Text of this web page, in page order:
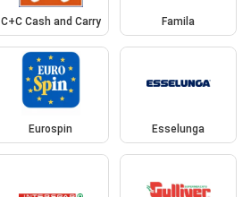
C+C Cash and Carry Famila
Eurospin Esselunga